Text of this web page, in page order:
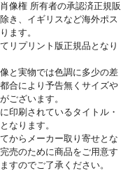
像権 所有者の承認済正規販
き、イギリスなど海外ポス
ます。
リプリント版正規品となり
と実物では色調に多少の差
合により予告無くサイズや
ございます。
印刷されているタイトル・
なります。
からメーカー取り寄せとな
売のために商品をご用意す
すのでご了承ください。